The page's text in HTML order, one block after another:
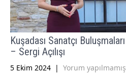
Kuşadası Sanatçı
– Sergi Açılışı
5 Ekim 2024 | Yorum yapılmamış